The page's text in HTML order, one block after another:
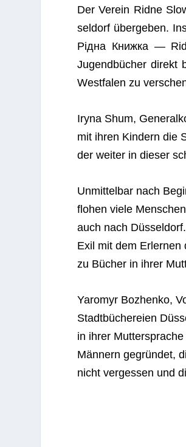
Der Ver­ein Ridne
sel­dorf über­ge­ben.
Рідна Книжка —
Jugend­bü­cher direkt
West­fa­len zu
Iryna Shum,
mit ihren Kin­dern die
der wei­ter in die­ser
Unmit­tel­bar nach
flo­hen viele
auch nach
Exil mit dem Erler­nen
zu Bücher in ihrer
Yaro­myr Boz­henko,
Stadt­bü­che­reien
in ihrer
Män­nern gegrün­det,
nicht ver­ges­sen und